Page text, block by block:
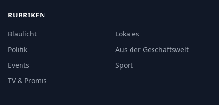
RUBRIKEN
Blaulicht
Lokales
Politik
Aus der Geschäftswelt
Events
Sport
TV & Promis